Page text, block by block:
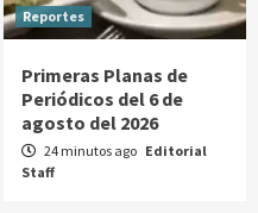
Reportes
Primeras Planas de
Periódicos del 6 de
agosto del 2026
24 minutos ago Editorial
Staff